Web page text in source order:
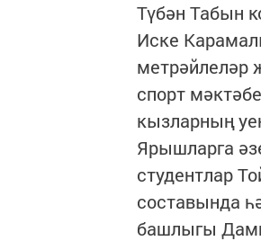
Түбән Табын
Иске
метрәйлеләр
спорт
кызларның
Ярышларга
студентлар
составында
башлыгы